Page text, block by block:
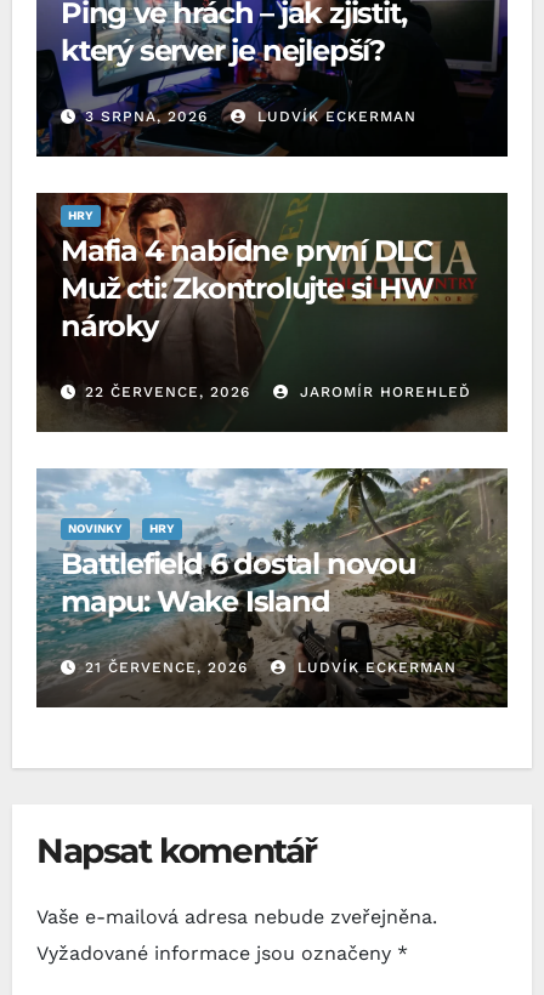
Ping ve hrách – jak zjistit,
který server je nejlepší?
3 SRPNA, 2026 LUDVÍK ECKERMAN
HRY
Mafia 4 nabídne první DLC
Muž cti: Zkontrolujte si HW
nároky
22 ČERVENCE, 2026 JAROMÍR HOREHLEĎ
NOVINKY HRY
Battlefield 6 dostal novou
mapu: Wake Island
21 ČERVENCE, 2026 LUDVÍK ECKERMAN
Napsat komentář
Vaše e-mailová adresa nebude zveřejněna.
Vyžadované informace jsou označeny *